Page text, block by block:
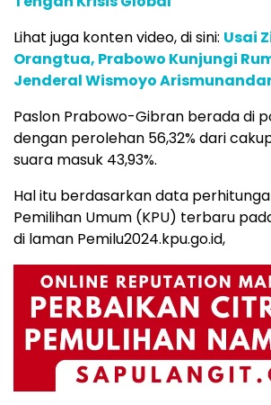
Lihat juga konten video, di sini: Usai
Orangtua, Prabowo Kunjungi
Jenderal Wismoyo
Paslon Prabowo-Gibran berada di
dengan perolehan 56,32% dari
suara masuk 43,93%.
Hal itu berdasarkan data
Pemilihan Umum (KPU) terbaru
di laman Pemilu2024.kpu.go.id,